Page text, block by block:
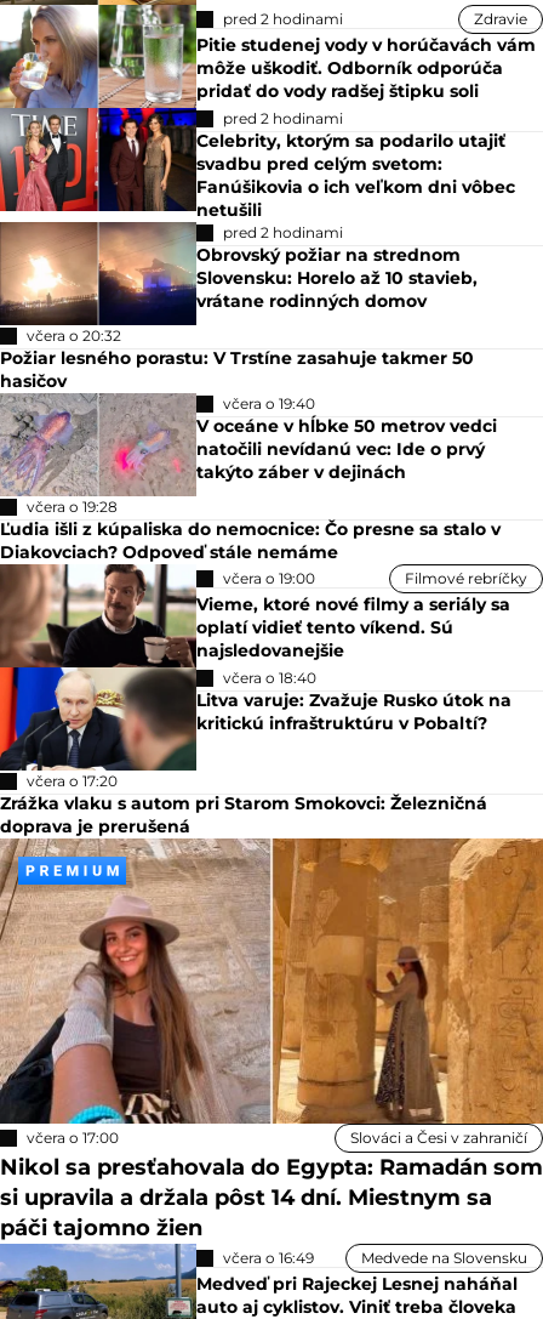
pred 2 hodinami Zdravie
Pitie studenej vody v horúčavách vám
môže uškodiť. Odborník odporúča
pridať do vody radšej štipku soli
pred 2 hodinami
Celebrity, ktorým sa podarilo utajiť
svadbu pred celým svetom:
Fanúšikovia o ich veľkom dni vôbec
netušili
pred 2 hodinami
Obrovský požiar na strednom
Slovensku: Horelo až 10 stavieb,
vrátane rodinných domov
včera o 20:32
Požiar lesného porastu: V Trstíne zasahuje takmer 50
hasičov
včera o 19:40
V oceáne v hĺbke 50 metrov vedci
natočili nevídanú vec: Ide o prvý
takýto záber v dejinách
včera o 19:28
Ľudia išli z kúpaliska do nemocnice: Čo presne sa stalo v
Diakovciach? Odpoveď stále nemáme
včera o 19:00 Filmové rebríčky
Vieme, ktoré nové filmy a seriály sa
oplatí vidieť tento víkend. Sú
najsledovanejšie
včera o 18:40
Litva varuje: Zvažuje Rusko útok na
kritickú infraštruktúru v Pobaltí?
včera o 17:20
Zrážka vlaku s autom pri Starom Smokovci: Železničná
doprava je prerušená
včera o 17:00 Slováci a Česi v zahraničí
Nikol sa presťahovala do Egypta: Ramadán som
si upravila a držala pôst 14 dní. Miestnym sa
páči tajomno žien
včera o 16:49 Medvede na Slovensku
Medveď pri Rajeckej Lesnej naháňal
auto aj cyklistov. Viniť treba človeka